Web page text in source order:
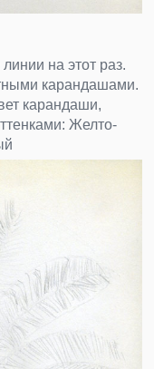
на этот раз.
карандашами.
карандаши,
Желто-